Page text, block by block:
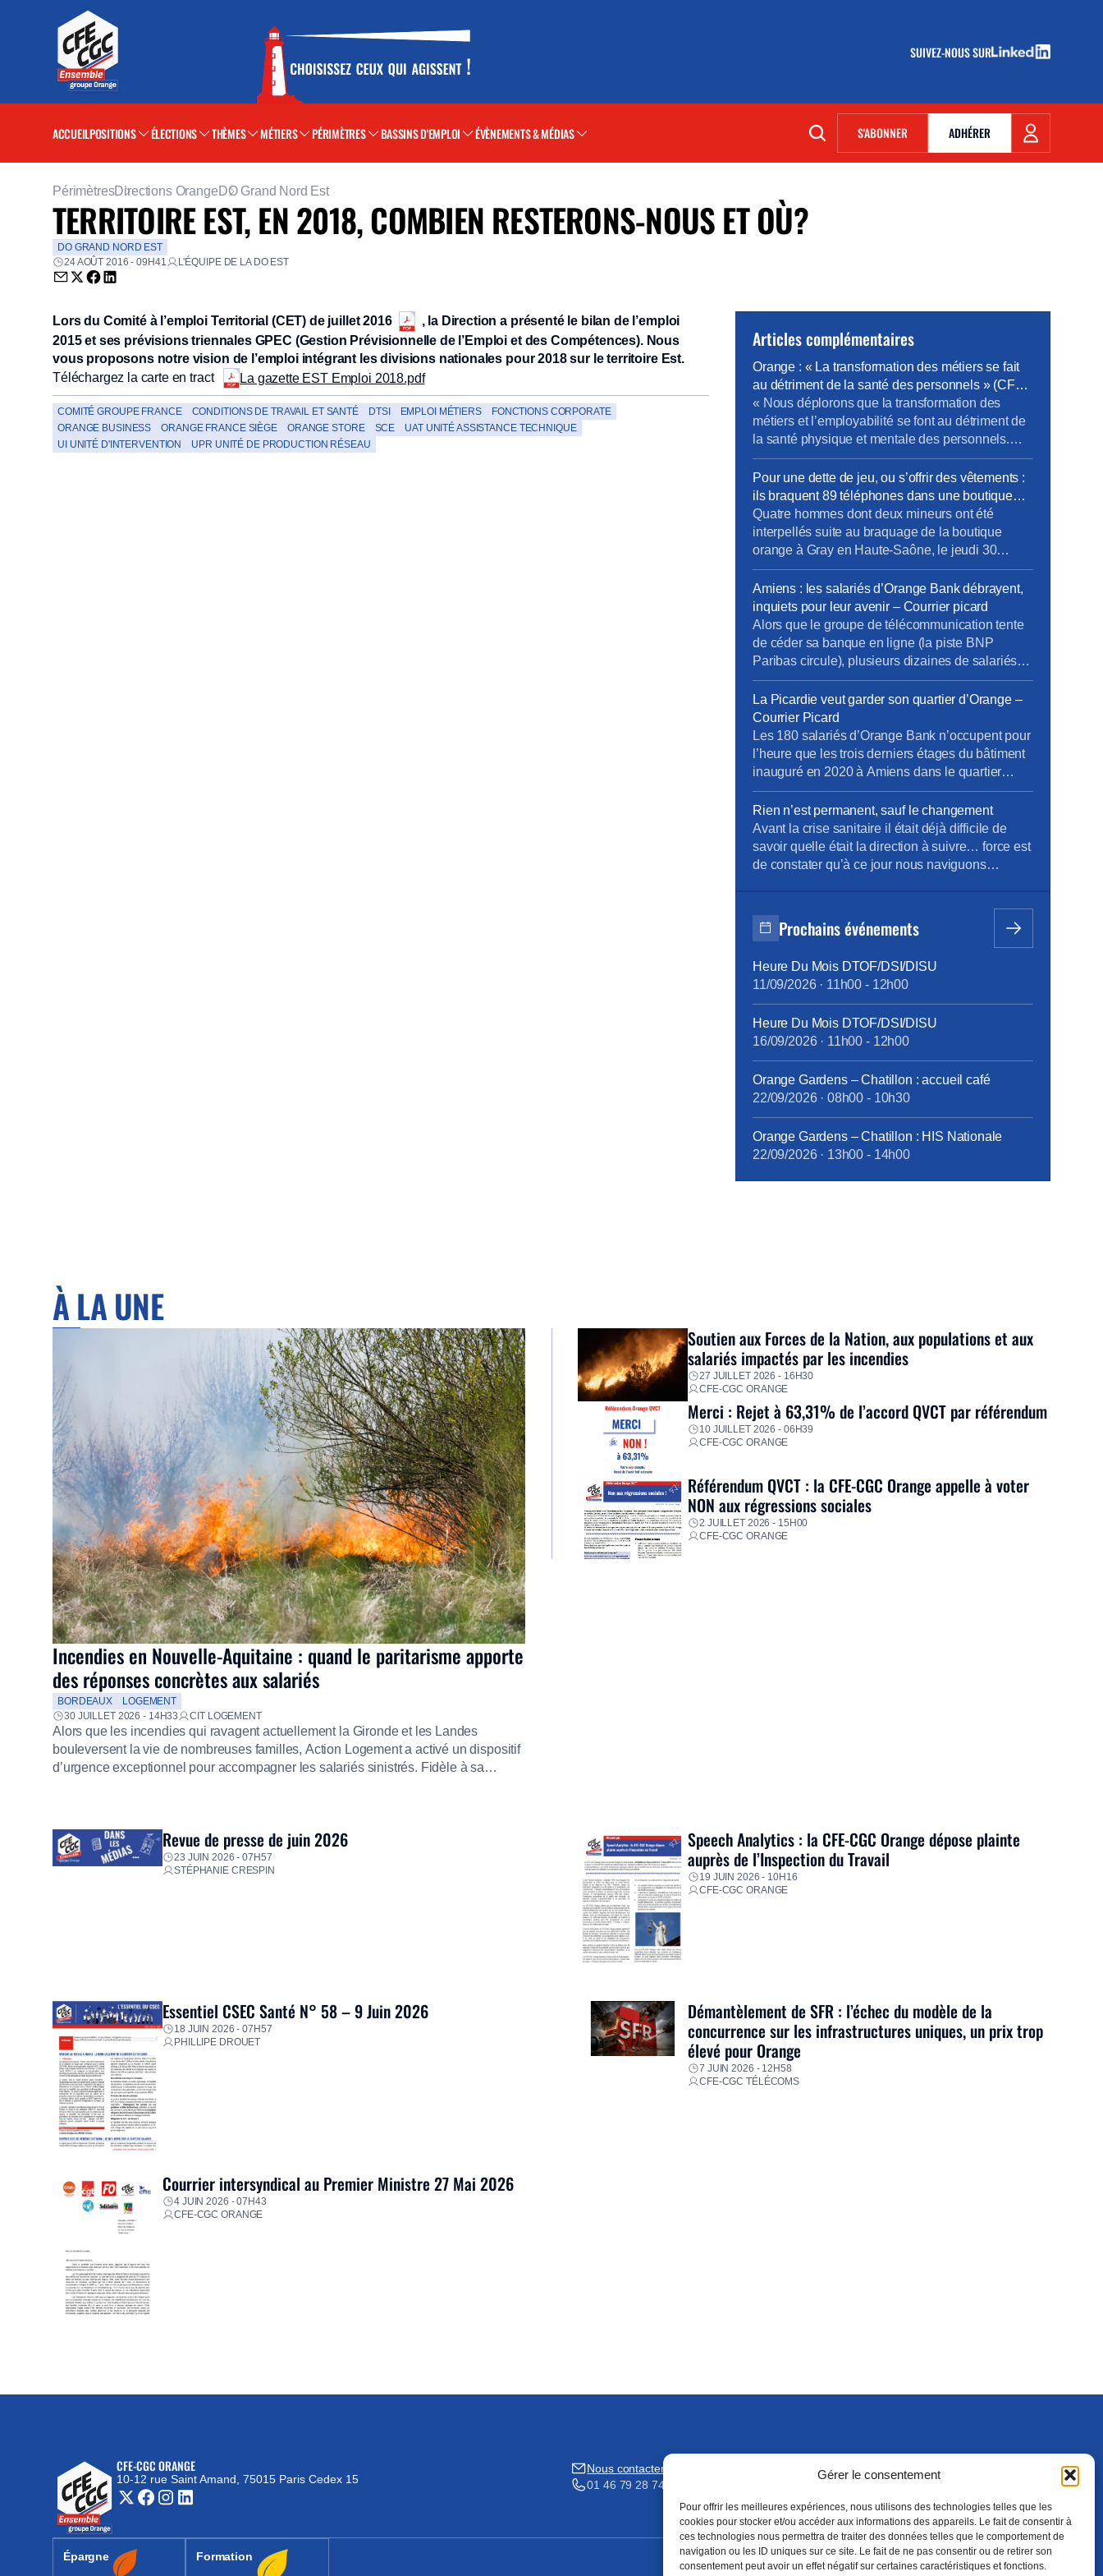
Gérer le consentement
Pour offrir les meilleures expériences, nous utilisons des technologies telles que les
cookies pour stocker et/ou accéder aux informations des appareils. Le fait de consentir à
ces technologies nous permettra de traiter des données telles que le comportement de
navigation ou les ID uniques sur ce site. Le fait de ne pas consentir ou de retirer son
consentement peut avoir un effet négatif sur certaines caractéristiques et fonctions.
SUIVEZ-NOUS SUR
(NOUVELLE FENÊTRE)
ACCUEILPOSITIONS ÉLECTIONS THÈMES MÉTIERS PÉRIMÈTRES BASSINS D'EMPLOI ÉVÈNEMENTS & MÉDIAS S'ABONNER(NOUVELLE FENÊTRE)
ADHÉRER
PérimètresDirections Orange DO Grand Nord Est
TERRITOIRE EST, EN 2018, COMBIEN RESTERONS-NOUS ET OÙ?
DO GRAND NORD EST
24 AOÛT 2016 - 09H41
L'ÉQUIPE DE LA DO EST
Envoyer par email (nouvelle fenêtre)
Partager sur Twitter (nouvelle fenêtre)
Partager sur Facebook (nouvelle fenêtre)
Partager sur LinkedIn (nouvelle fenêtre)
Lors du Comité à l’emploi Territorial (CET) de juillet 2016
, la Direction a présenté le bilan de l’emploi
2015 et ses prévisions triennales GPEC (Gestion Prévisionnelle de l’Emploi et des Compétences). Nous
vous proposons notre vision de l’emploi intégrant les divisions nationales pour 2018 sur le territoire Est.
Téléchargez la carte en tract
La gazette EST Emploi 2018.pdf
COMITÉ GROUPE FRANCE CONDITIONS DE TRAVAIL ET SANTÉ DTSI EMPLOI MÉTIERS
FONCTIONS CORPORATE
ORANGE BUSINESS
ORANGE FRANCE SIÈGE ORANGE STORE SCE
UAT UNITÉ ASSISTANCE TECHNIQUE
UI UNITÉ D'INTERVENTION
UPR UNITÉ DE PRODUCTION RÉSEAU
Articles complémentaires
Orange : « La transformation des métiers se fait
au détriment de la santé des personnels » (CFE-
CGC) – News tank RH Management
« Nous déplorons que la transformation des
métiers et l’employabilité se font au détriment de
la santé physique et mentale des personnels.
Même si 81 % des formations portent sur les
compétences métier, force est de constater que
notre bassin d’emploi est “pauvre” en
opportunités d’évolution vers les métiers de l’IA,
de la data, du cloud et […]
Pour une dette de jeu, ou s’offrir des vêtements :
ils braquent 89 téléphones dans une boutique
Orange – France 3 région
Quatre hommes dont deux mineurs ont été
interpellés suite au braquage de la boutique
orange à Gray en Haute-Saône, le jeudi 30
janvier 2025. C’est le second braquage subi par
ce magasin. Deux des malfrats viennent d’être
condamnés. Des hommes cagoulés. La scène
dure quelques minutes à peine. Jeudi 30 janvier
vers 10h, quatre individus […]
Amiens : les salariés d’Orange Bank débrayent,
inquiets pour leur avenir – Courrier picard
Alors que le groupe de télécommunication tente
de céder sa banque en ligne (la piste BNP
Paribas circule), plusieurs dizaines de salariés
amiénois d’Orange Bank ont cessé le travail,
mardi 27 juin 2023, en fin de matinée. […]Mardi
27 juin, plusieurs dizaines de salariés, inquiets
du devenir de l’entreprise et du manque
d’informations concernant leur […]
La Picardie veut garder son quartier d’Orange –
Courrier Picard
Les 180 salariés d’Orange Bank n’occupent pour
l’heure que les trois derniers étages du bâtiment
inauguré en 2020 à Amiens dans le quartier
Gare-La-Vallée. Sébastien Crozier, président
national du syndicat CFE-CGC d’Orange, était ce
jeudi de passage à Amiens pour rencontrer les
salariés et évoquer quelques dossiers locaux.
Alors que les services et les effectifs […]
Rien n’est permanent, sauf le changement
Avant la crise sanitaire il était déjà difficile de
savoir quelle était la direction à suivre… force est
de constater qu’à ce jour nous naviguons
plutôt que de changer le pansement ! Envie d’en
savoir davantage ? […]
Prochains événements
Heure Du Mois DTOF/DSI/DISU
11/09/2026· 11h00 - 12h00
Heure Du Mois DTOF/DSI/DISU
16/09/2026· 11h00 - 12h00
Orange Gardens – Chatillon : accueil café
22/09/2026· 08h00 - 10h30
Orange Gardens – Chatillon : HIS Nationale
22/09/2026· 13h00 - 14h00
À LA UNE
Incendies en Nouvelle-Aquitaine : quand le paritarisme apporte
des réponses concrètes aux salariés
BORDEAUX
LOGEMENT
30 JUILLET 2026 - 14H33
CIT LOGEMENT
Alors que les incendies qui ravagent actuellement la Gironde et les Landes
bouleversent la vie de nombreuses familles, Action Logement a activé un dispositif
d’urgence exceptionnel pour accompagner les salariés sinistrés. Fidèle à sa
Soutien aux Forces de la Nation, aux populations et aux
salariés impactés par les incendies
27 JUILLET 2026 - 16H30
CFE-CGC ORANGE
Merci : Rejet à 63,31% de l’accord QVCT par référendum
10 JUILLET 2026 - 06H39
CFE-CGC ORANGE
Référendum QVCT : la CFE-CGC Orange appelle à voter
NON aux régressions sociales
2 JUILLET 2026 - 15H00
CFE-CGC ORANGE
Revue de presse de juin 2026
23 JUIN 2026 - 07H57
STÉPHANIE CRESPIN
Speech Analytics : la CFE-CGC Orange dépose plainte
auprès de l’Inspection du Travail
19 JUIN 2026 - 10H16
CFE-CGC ORANGE
Essentiel CSEC Santé N° 58 – 9 Juin 2026
18 JUIN 2026 - 07H57
PHILLIPE DROUET
Démantèlement de SFR : l’échec du modèle de la
concurrence sur les infrastructures uniques, un prix trop
élevé pour Orange
7 JUIN 2026 - 12H58
CFE-CGC TÉLÉCOMS
Courrier intersyndical au Premier Ministre 27 Mai 2026
4 JUIN 2026 - 07H43
CFE-CGC ORANGE
CFE-CGC ORANGE
10-12 rue Saint Amand, 75015 Paris Cedex 15
(nouvelle fenêtre)
Nous contacter
01 46 79 28 74
S'ABONNER
(NOUVELLE FENÊTRE)
ADHÉRER
Épargne
(nouvelle fenêtre) Formation
(nouvelle fenêtre)